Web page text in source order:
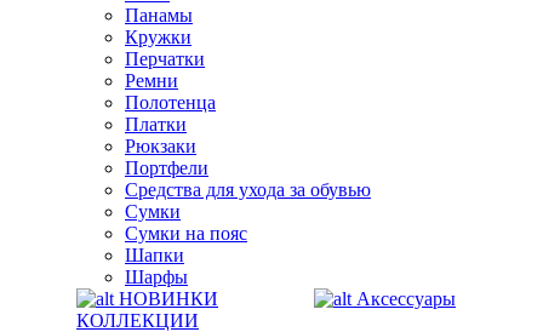
Панамы
Кружки
Перчатки
Ремни
Полотенца
Платки
Рюкзаки
Портфели
Средства для ухода за обувью
Сумки
Сумки на пояс
Шапки
Шарфы
НОВИНКИ
КОЛЛЕКЦИИ
Аксессуары